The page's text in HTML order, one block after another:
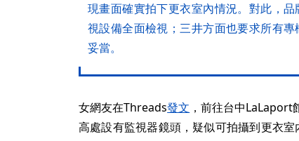
現畫面確實拍下更衣室內情況。對此，
視設備全面檢視；三井方面也要求所有
妥當。
女網友在Threads發文 ，前往台中
高處設有監視器鏡頭，疑似可拍攝到更衣